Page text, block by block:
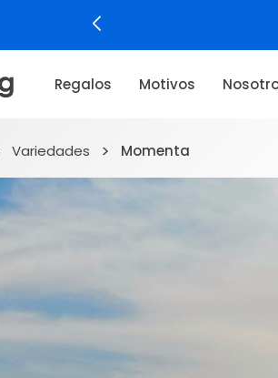
qué regalar?
Regalos Motivos
Variedades Momenta